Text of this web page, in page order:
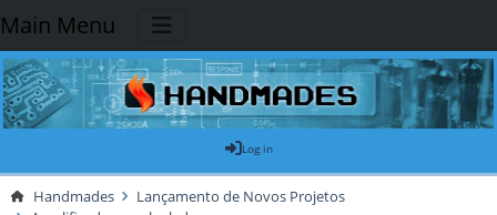
Main Menu
Log in
Handmades
Lançamento de Novos Projetos